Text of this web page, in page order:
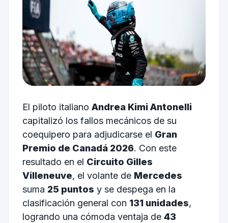
El piloto italiano Andrea Kimi Antonelli
capitalizó los fallos mecánicos de su
coequipero para adjudicarse el Gran
Premio de Canadá 2026. Con este
resultado en el Circuito Gilles
Villeneuve, el volante de Mercedes
suma 25 puntos y se despega en la
clasificación general con 131 unidades,
logrando una cómoda ventaja de 43